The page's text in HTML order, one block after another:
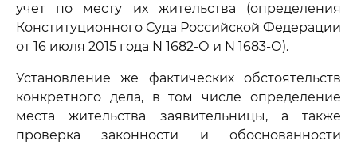
учет по месту их жительства (определения
Конституционного Суда Российской Федерации
от 16 июля 2015 года N 1682-О и N 1683-О).
Установление же фактических обстоятельств
конкретного дела, в том числе определение
места жительства заявительницы, а также
проверка законности и обоснованности